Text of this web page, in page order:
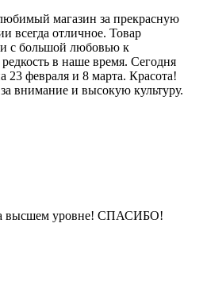
магазин за прекрасную
всегда отличное. Товар
и с большой любовью к
в наше время. Сегодня
23 февраля и 8 марта. Красота!
внимание и высокую культуру.
высшем уровне! СПАСИБО!